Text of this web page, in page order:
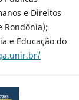
e Direitos
Rondônia);
e Educação do